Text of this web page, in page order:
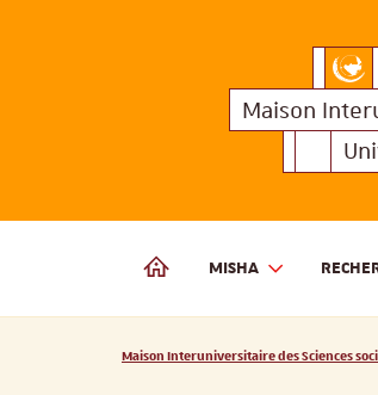
Maison
MAISON INTERUNIVERSITAIRE
MISHA
Maison
Vous êtes ici :
Maison Interuniversitaire des Sciences